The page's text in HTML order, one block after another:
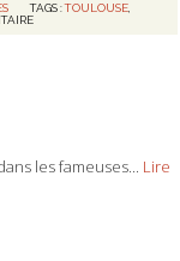
TAGS :TOULOUSE
les fameuses...
Lire